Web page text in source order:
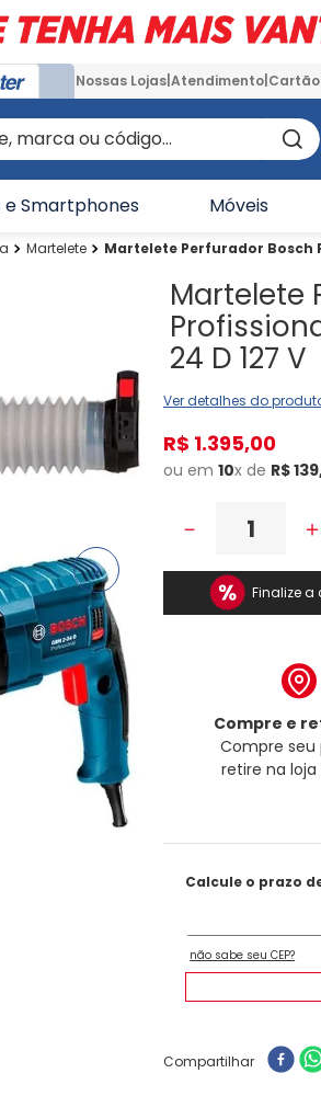
Nossas Lojas Atendimento Cartão
ou código...
e Smartphones Móveis
Martelete Martelete Perfurador Bosch
Martelete
24 D 127 V
Ver detalhes do
R$ 1.395,00
ou em10x de R$139
＋
－
Finalize
Compre e
Compre seu
retire na
Compartilhar